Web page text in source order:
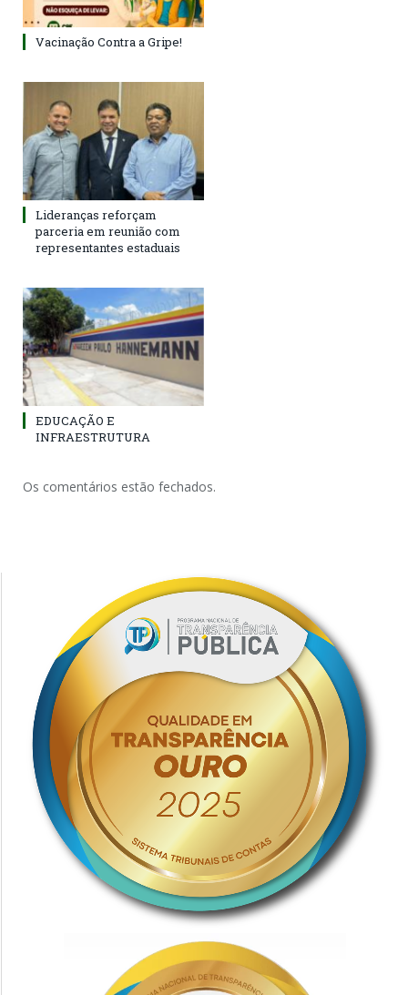
Vacinação Contra a Gripe!
Lideranças reforçam
parceria em reunião com
representantes estaduais
EDUCAÇÃO E
INFRAESTRUTURA
Os comentários estão fechados.